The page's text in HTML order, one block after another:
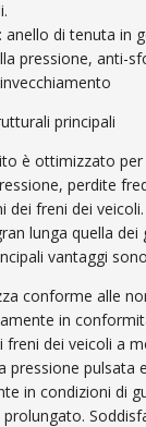
anello di tenuta in
pressione, anti-
principali
è ottimizzato per
perdite
dei freni dei
lunga quella dei
vantaggi
conforme alle
in
freni dei veicoli a
pressione pulsata
in condizioni di